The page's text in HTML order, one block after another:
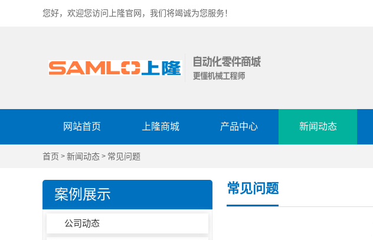
您好，欢迎您访问上隆官网，我们将竭诚为您服务！
网站首页 上隆商城 产品中心 新闻动态
首页 > 新闻动态 > 常见问题
案例展示
公司动态
常见问题